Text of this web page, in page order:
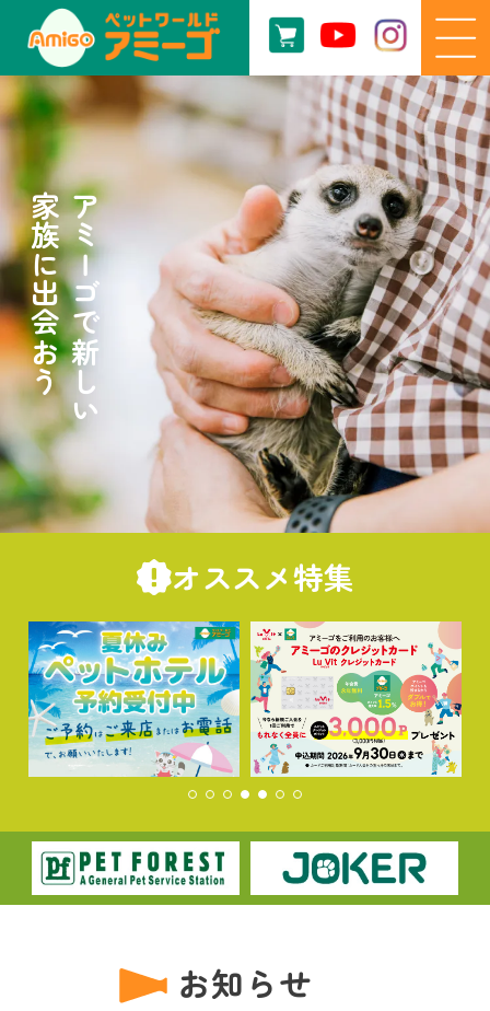
アミーゴで新しい
家族に出会おう
オススメ特集
お知らせ